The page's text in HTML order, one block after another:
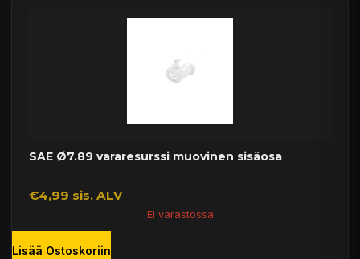
SAE Ø7.89 vararesurssi muovinen sisäosa
€4,99 sis. ALV
Ei varastossa
Lisää Ostoskoriin